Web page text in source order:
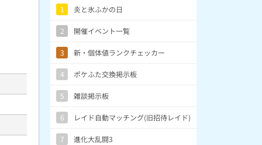
1 炎と氷ふかの日
2 開催イベント一覧
3 新・個体値ランクチェッカー
4 ポケふた交換掲示板
5 雑談掲示板
6 レイド自動マッチング(旧招待レイド)
7 進化大乱闘3